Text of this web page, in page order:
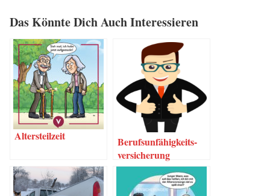
Das Könn­te Dich Auch Interessieren
Alters­teil­zeit
Berufs­un­fä­hig­keits­
ver­si­che­rung